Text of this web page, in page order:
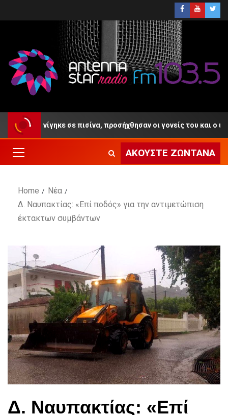
πνίγηκε σε πισίνα, προσήχθησαν οι γονείς του και ο
ΑΚΟΎΣΤΕ ΖΩΝΤΑΝΆ
Home
Νέα
Δ. Ναυπακτίας: «Επί ποδός» για την αντιμετώπιση
έκτακτων συμβάντων
Δ. Ναυπακτίας: «Επί